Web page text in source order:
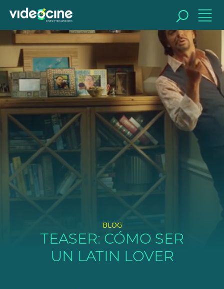
BUSCAR
BLOG
TEASER: CÓMO SER
UN LATIN LOVER